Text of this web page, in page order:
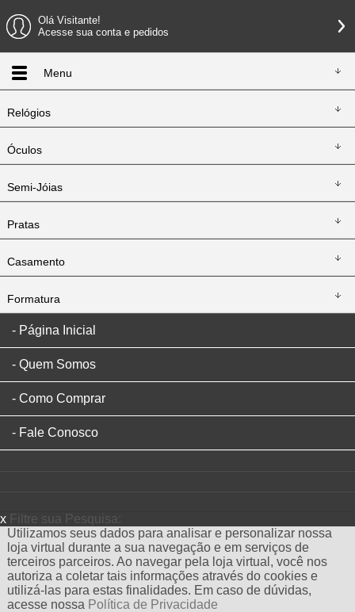
Olá Visitante!
Acesse sua conta e pedidos
Menu
Relógios
Óculos
Semi-Jóias
Pratas
Casamento
Formatura
Página Inicial
Quem Somos
Como Comprar
Fale Conosco
x Filtre sua Pesquisa:
Utilizamos seus dados para analisar e personalizar nossa
loja virtual durante a sua navegação e em serviços de
terceiros parceiros. Ao navegar pela loja virtual, você nos
autoriza a coletar tais informações através do cookies e
utilizá-las para estas finalidades. Em caso de dúvidas,
acesse nossa Política de Privacidade